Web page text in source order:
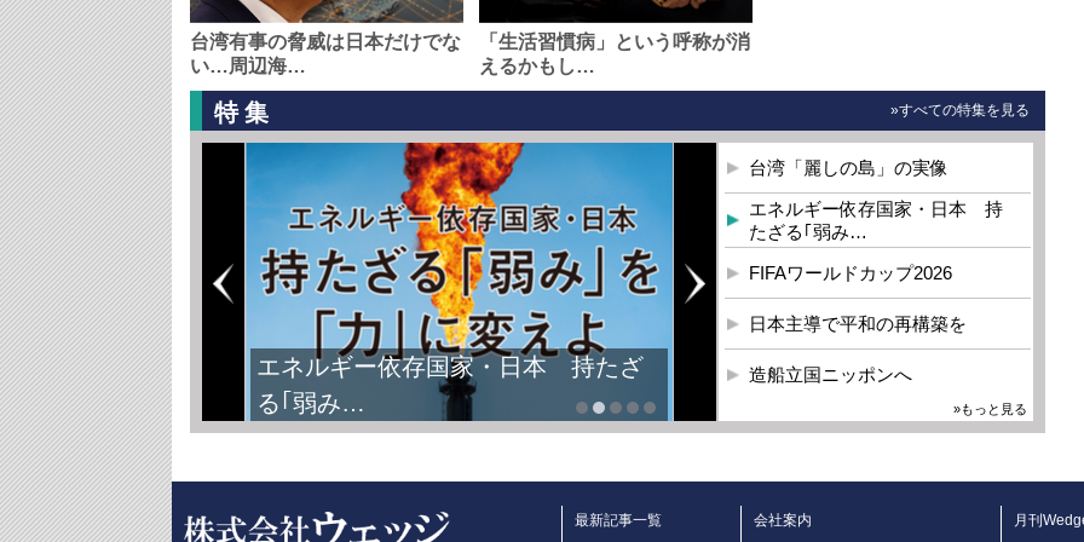
台湾有事の脅威は日本だけでな
い…周辺海…
「生活習慣病」という呼称が消
えるかもし…
特集 »すべての特集を見る
エネルギー依存国家・日本 持たざ
る｢弱み…
台湾「麗しの島」の実像
エネルギー依存国家・日本 持
たざる｢弱み…
FIFAワールドカップ2026
日本主導で平和の再構築を
造船立国ニッポンへ
»もっと見る
最新記事一覧
会社案内
月刊